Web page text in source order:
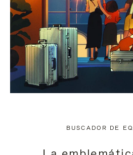
BUSCADOR DE